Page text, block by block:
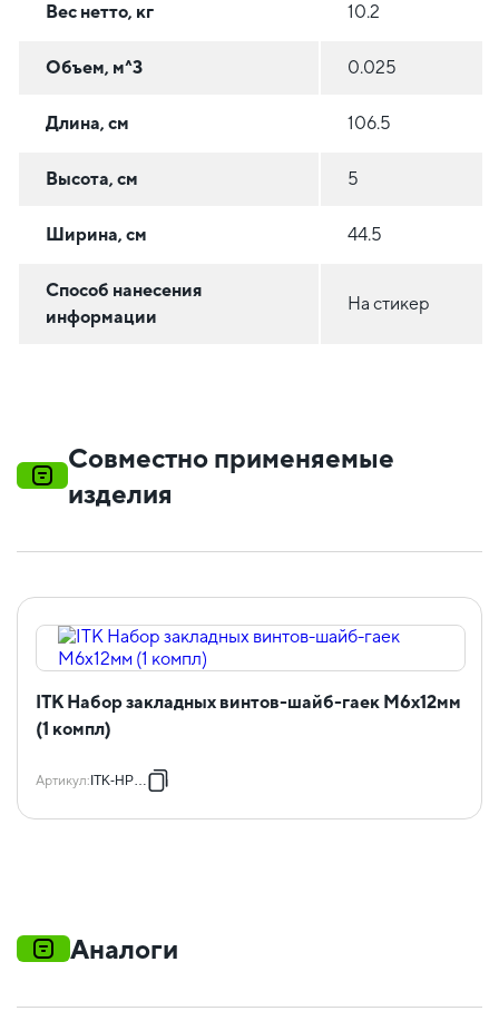
Вес нетто, кг 10.2
Объем, м^3 0.025
Длина, см 106.5
Высота, см 5
Ширина, см 44.5
Способ нанесения
информации
На стикер
Совместно применяемые
изделия
ITK Набор закладных винтов-шайб-гаек M6x12мм
(1 компл)
Артикул: ITK-HP-28
Аналоги